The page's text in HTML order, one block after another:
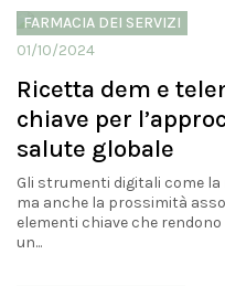
FARMACIA DEI SERVIZI
01/10/2024
Ricetta dem e
chiave per
salute globale
Gli strumenti digitali come
ma anche la prossimità
elementi chiave che
un...